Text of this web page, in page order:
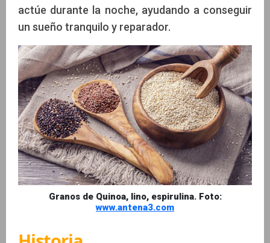
actúe durante la noche, ayudando a conseguir
un sueño tranquilo y reparador.
Granos de Quinoa, lino, espirulina. Foto:
www.antena3.com